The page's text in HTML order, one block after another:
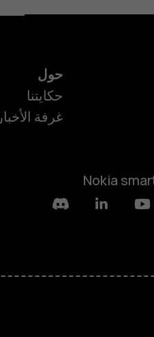
Nokia
حول
حكايتنا
غرفة الأخبار
Youtube
Linkedin
Discord